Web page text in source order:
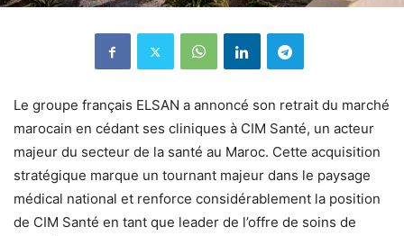
Le groupe français ELSAN a annoncé son retrait du marché
marocain en cédant ses cliniques à CIM Santé, un acteur
majeur du secteur de la santé au Maroc. Cette acquisition
stratégique marque un tournant majeur dans le paysage
médical national et renforce considérablement la position
de CIM Santé en tant que leader de l’offre de soins de